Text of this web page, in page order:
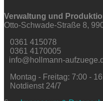
Verwaltung und
Otto-Schwade-Straße 8,
0361 415078
0361 4170005
info@hollmann-
Montag - Freitag: 7:00 -
Notdienst 24/7